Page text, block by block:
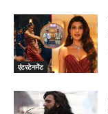
एंटरटेनमेंट